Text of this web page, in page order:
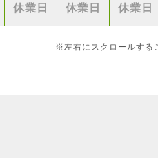
休業日 休業日 休業日
※左右にスクロールする